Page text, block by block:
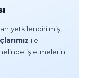
yetkilendirilmiş,
ile
işletmelerin